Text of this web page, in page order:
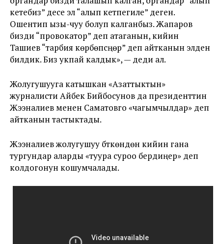
кетебиз” десе эл “алып кетпегиле” деген.
Ошентип ызы-чуу болуп калганбыз. Жапаров
бизди “провокатор” деп атаганын, кийин
Ташиев “тарбия көрбөпсүңөр” деп айтканын элден
билдик. Биз укпай калдык», — деди ал.
Жолугушууга катышкан «Азаттыктын»
журналисти Айбек Бийбосунов да президенттин
Жээналиев менен Саматовго «чагымчылдар» деп
айтканын тастыктады.
Жээналиев жолугушуу бүткөндөн кийин гана
тургундар аларды «туура суроо бердиңер» деп
колдогонун кошумчалады.